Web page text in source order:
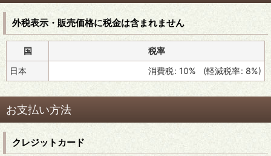
外税表示・販売価格に税金は含まれません
国
税率
日本
消費税: 10% (軽減税率: 8%)
お支払い方法
クレジットカード